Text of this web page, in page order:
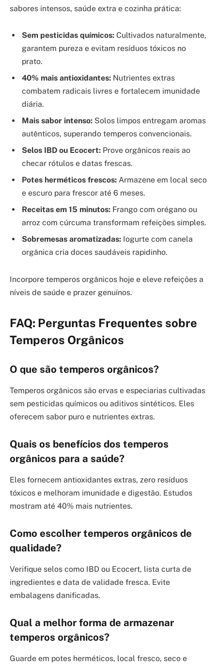
sabores intensos, saúde extra e cozinha prática:
Sem pesticidas químicos: Cultivados naturalmente,
garantem pureza e evitam resíduos tóxicos no
prato.
40% mais antioxidantes: Nutrientes extras
combatem radicais livres e fortalecem imunidade
diária.
Mais sabor intenso: Solos limpos entregam aromas
autênticos, superando temperos convencionais.
Selos IBD ou Ecocert: Prove orgânicos reais ao
checar rótulos e datas frescas.
Potes herméticos frescos: Armazene em local seco
e escuro para frescor até 6 meses.
Receitas em 15 minutos: Frango com orégano ou
arroz com cúrcuma transformam refeições simples.
Sobremesas aromatizadas: Iogurte com canela
orgânica cria doces saudáveis rapidinho.
Incorpore temperos orgânicos hoje e eleve refeições a
níveis de saúde e prazer genuínos.
FAQ: Perguntas Frequentes sobre
Temperos Orgânicos
O que são temperos orgânicos?
Temperos orgânicos são ervas e especiarias cultivadas
sem pesticidas químicos ou aditivos sintéticos. Eles
oferecem sabor puro e nutrientes extras.
Quais os benefícios dos temperos
orgânicos para a saúde?
Eles fornecem antioxidantes extras, zero resíduos
tóxicos e melhoram imunidade e digestão. Estudos
mostram até 40% mais nutrientes.
Como escolher temperos orgânicos de
qualidade?
Verifique selos como IBD ou Ecocert, lista curta de
ingredientes e data de validade fresca. Evite
embalagens danificadas.
Qual a melhor forma de armazenar
temperos orgânicos?
Guarde em potes herméticos, local fresco, seco e